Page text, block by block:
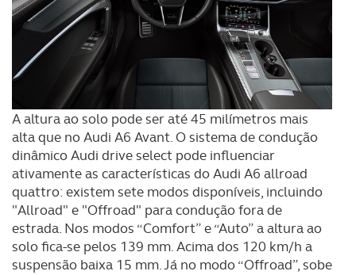
A altura ao solo pode ser até 45 milímetros mais
alta que no Audi A6 Avant. O sistema de condução
dinâmico Audi drive select pode influenciar
ativamente as características do Audi A6 allroad
quattro: existem sete modos disponíveis, incluindo
"Allroad" e "Offroad" para condução fora de
estrada. Nos modos “Comfort” e “Auto” a altura ao
solo fica-se pelos 139 mm. Acima dos 120 km/h a
suspensão baixa 15 mm. Já no modo “Offroad”, sobe